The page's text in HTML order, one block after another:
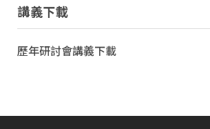
講義下載
歷年研討會講義下載